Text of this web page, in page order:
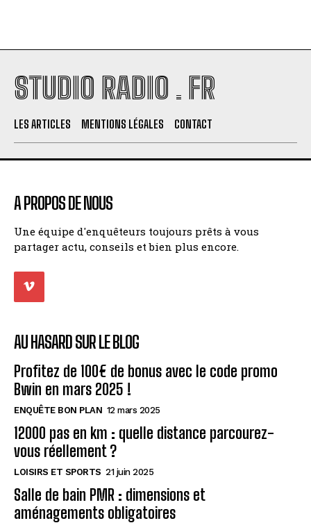
STUDIO RADIO . FR
LES ARTICLES MENTIONS LÉGALES CONTACT
A PROPOS DE NOUS
Une équipe d'enquêteurs toujours prêts à vous
partager actu, conseils et bien plus encore.
AU HASARD SUR LE BLOG
Profitez de 100€ de bonus avec le code promo
Bwin en mars 2025 !
ENQUÊTE BON PLAN 12 mars 2025
12000 pas en km : quelle distance parcourez-
vous réellement ?
LOISIRS ET SPORTS 21 juin 2025
Salle de bain PMR : dimensions et
aménagements obligatoires